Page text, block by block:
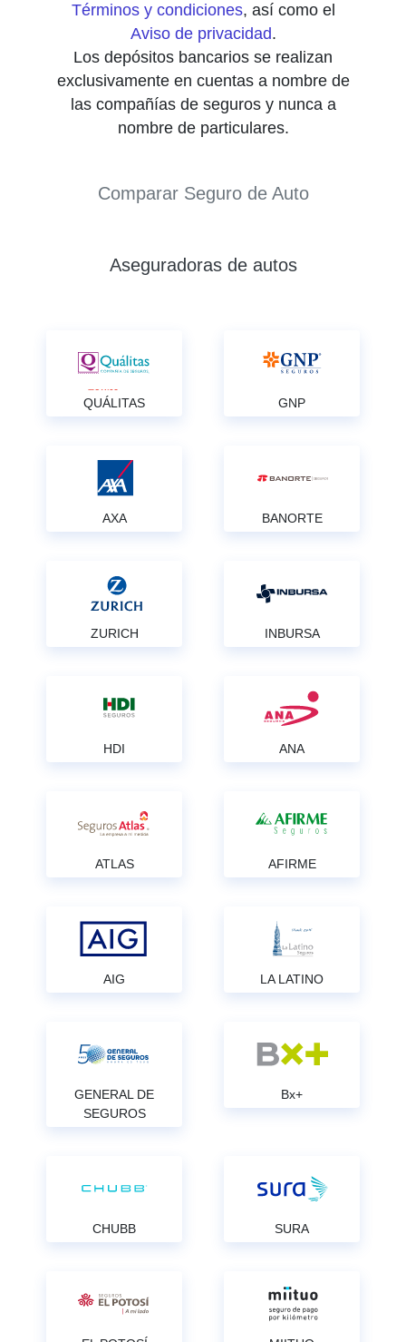
Términos y condiciones, así como el
Aviso de privacidad.
Los depósitos bancarios se realizan
exclusivamente en cuentas a nombre de
las compañías de seguros y nunca a
nombre de particulares.
Comparar Seguro de Auto
Aseguradoras de autos
QUÁLITAS GNP
AXA BANORTE
ZURICH INBURSA
HDI ANA
ATLAS AFIRME
AIG LA LATINO
GENERAL DE
SEGUROS
Bx+
CHUBB SURA